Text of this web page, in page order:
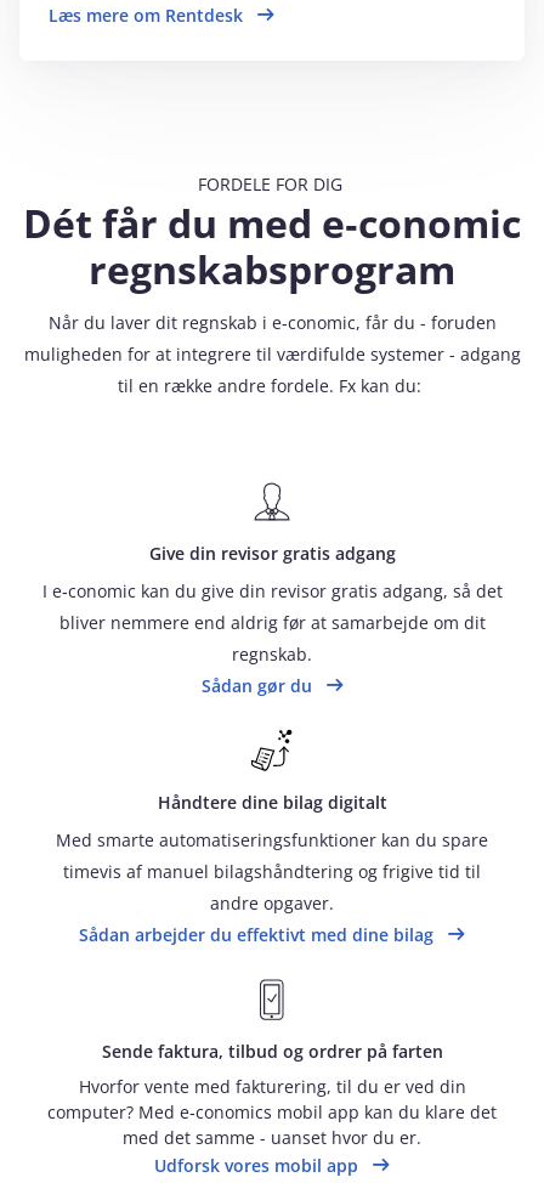
Læs mere om Rentdesk
FORDELE FOR DIG
Dét får du med e‑conomic
regnskabsprogram
Når du laver dit regnskab i e‑conomic, får du - foruden
muligheden for at integrere til værdifulde systemer - adgang
til en række andre fordele. Fx kan du:
Give din revisor gratis adgang
I e‑conomic kan du give din revisor gratis adgang, så det
bliver nemmere end aldrig før at samarbejde om dit
regnskab.
Sådan gør du
Håndtere dine bilag digitalt
Med smarte automatiseringsfunktioner kan du spare
timevis af manuel bilagshåndtering og frigive tid til
andre opgaver.
Sådan arbejder du effektivt med dine bilag
Sende faktura, tilbud og ordrer på farten
Hvorfor vente med fakturering, til du er ved din
computer? Med e‑conomics mobil app kan du klare det
med det samme - uanset hvor du er.
Udforsk vores mobil app